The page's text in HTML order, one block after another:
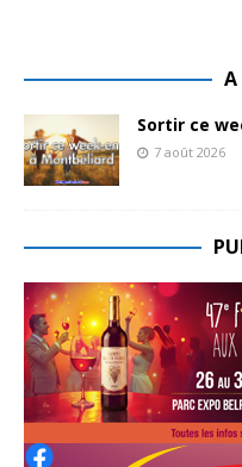
A
Sortir ce
7 août 2026